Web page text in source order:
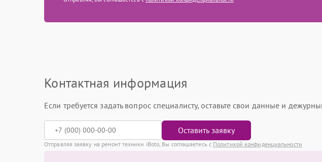
Контактная информация
Если требуется задать вопрос специалисту, оставьте свои данные и
Оставить заявку
Отправляя заявку на ремонт техники iBoto, Вы соглашаетесь с Политикой конфиденциальности